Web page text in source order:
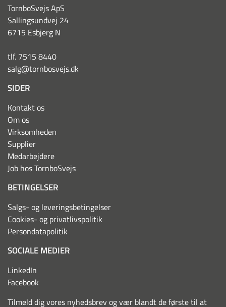
TornboSvejs ApS
Sallingsundvej 24
6715 Esbjerg N
tlf. 7515 8440
salg@tornbosvejs.dk
SIDER
Kontakt os
Om os
Virksomheden
Supplier
Medarbejdere
Job hos TornboSvejs
BETINGELSER
Salgs- og leveringsbetingelser
Cookies- og privatlivspolitik
Persondatapolitik
SOCIALE MEDIER
LinkedIn
Facebook
Tilmeld dig vores nyhedsbrev og vær blandt de første til at